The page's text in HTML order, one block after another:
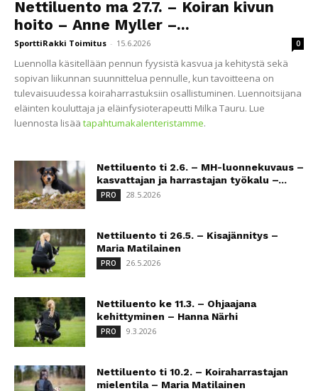
Nettiluento ma 27.7. – Koiran kivun
hoito – Anne Myller –...
SporttiRakki Toimitus - 15.6.2026 0
Luennolla käsitellään pennun fyysistä kasvua ja kehitystä sekä
sopivan liikunnan suunnittelua pennulle, kun tavoitteena on
tulevaisuudessa koiraharrastuksiin osallistuminen. Luennoitsijana
eläinten kouluttaja ja eläinfysioterapeutti Milka Tauru. Lue
luennosta lisää tapahtumakalenteristamme.
Nettiluento ti 2.6. – MH-luonnekuvaus –
kasvattajan ja harrastajan työkalu –...
PRO 28.5.2026
Nettiluento ti 26.5. – Kisajännitys –
Maria Matilainen
PRO 26.5.2026
Nettiluento ke 11.3. – Ohjaajana
kehittyminen – Hanna Närhi
PRO 9.3.2026
Nettiluento ti 10.2. – Koiraharrastajan
mielentila – Maria Matilainen